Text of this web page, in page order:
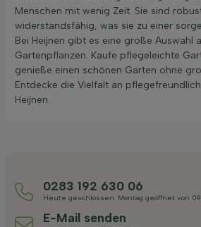
Menschen mit wenig Zeit. Sie sind
widerstandsfähig, was sie zu einer
Bei Heijnen gibt es eine große Auswahl
Gartenpflanzen. Kaufe pflegeleichte
genieße einen schönen Garten ohne
Entdecke die Vielfalt an
Heijnen.
0283 192 630 06
Heute geschlossen. Montag geöffnet von
E-Mail senden